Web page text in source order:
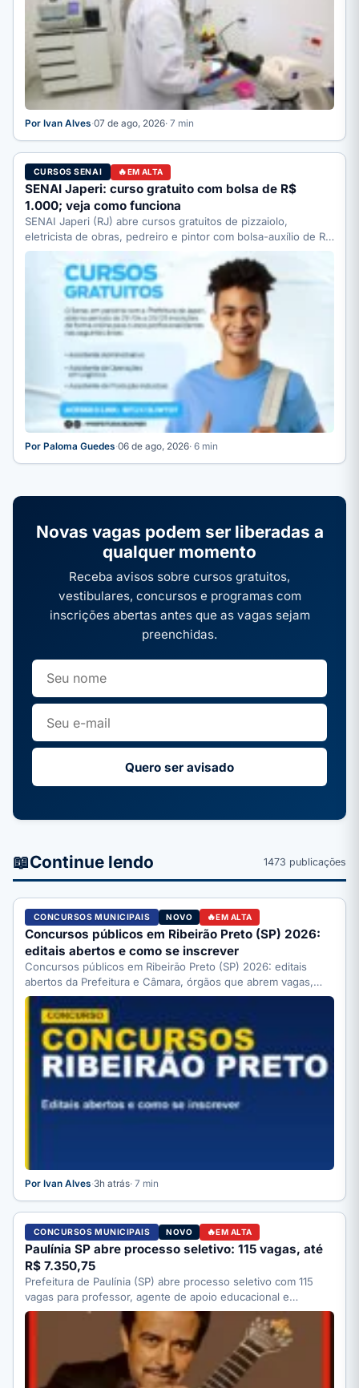
Por Ivan Alves·07 de ago, 2026· 7 min
CURSOS SENAI EM ALTA
SENAI Japeri: curso gratuito com bolsa de R$
1.000; veja como funciona
SENAI Japeri (RJ) abre cursos gratuitos de pizzaiolo,
eletricista de obras, pedreiro e pintor com bolsa-auxílio de R$
…
Por Paloma Guedes·06 de ago, 2026· 6 min
Novas vagas podem ser liberadas a
qualquer momento
Receba avisos sobre cursos gratuitos,
vestibulares, concursos e programas com
inscrições abertas antes que as vagas sejam
preenchidas.
Quero ser avisado
📖Continue lendo 1473 publicações
CONCURSOS MUNICIPAIS NOVO EM ALTA
Concursos públicos em Ribeirão Preto (SP) 2026:
editais abertos e como se inscrever
Concursos públicos em Ribeirão Preto (SP) 2026: editais
abertos da Prefeitura e Câmara, órgãos que abrem vagas,
como…
Por Ivan Alves·3h atrás· 7 min
CONCURSOS MUNICIPAIS NOVO EM ALTA
Paulínia SP abre processo seletivo: 115 vagas, até
R$ 7.350,75
Prefeitura de Paulínia (SP) abre processo seletivo com 115
vagas para professor, agente de apoio educacional e
motorista;…